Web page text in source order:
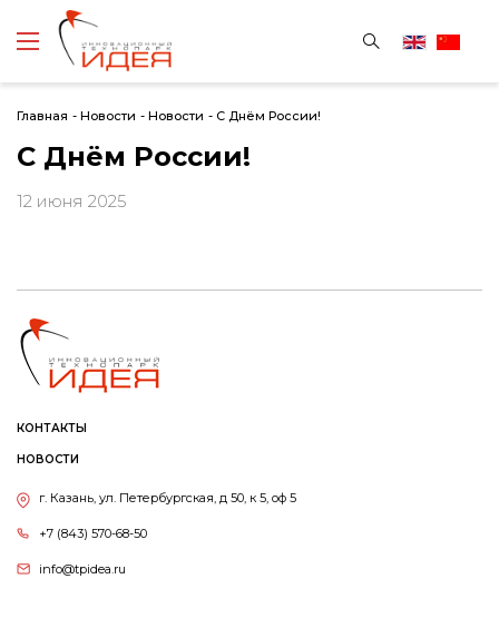
Главная - Новости - Новости - С Днём России!
С Днём России!
12 июня 2025
КОНТАКТЫ
НОВОСТИ
г. Казань, ул. Петербургская, д 50, к 5, оф 5
+7 (843) 570-68-50
info@tpidea.ru